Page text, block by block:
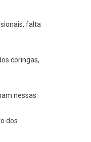
falta
coringas,
nessas
dos